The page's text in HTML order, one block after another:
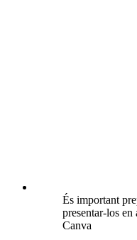
És important
presentar-los en
Canva